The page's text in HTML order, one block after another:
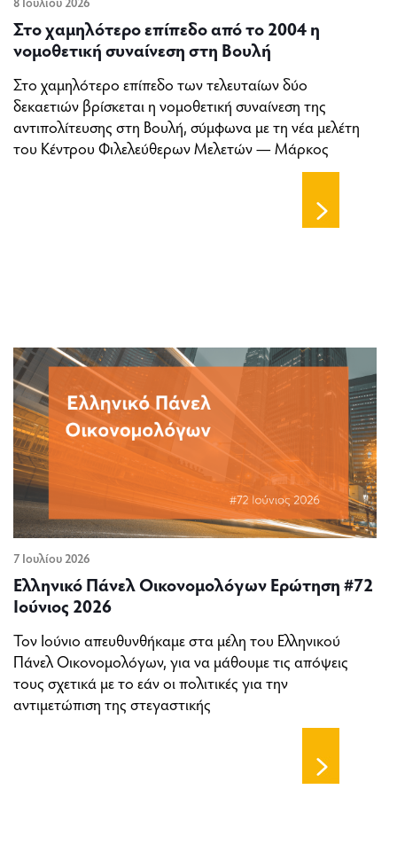
Στο χαμηλότερο επίπεδο από το 2004 η
νομοθετική συναίνεση στη Βουλή
Στο χαμηλότερο επίπεδο των τελευταίων δύο
δεκαετιών βρίσκεται η νομοθετική συναίνεση της
αντιπολίτευσης στη Βουλή, σύμφωνα με τη νέα μελέτη
του Κέντρου Φιλελεύθερων Μελετών — Μάρκος
7 Ιουλίου 2026
Ελληνικό Πάνελ Οικονομολόγων Ερώτηση #72
Ιούνιος 2026
Τον Ιούνιο απευθυνθήκαμε στα μέλη του Ελληνικού
Πάνελ Οικονομολόγων, για να μάθουμε τις απόψεις
τους σχετικά με το εάν οι πολιτικές για την
αντιμετώπιση της στεγαστικής